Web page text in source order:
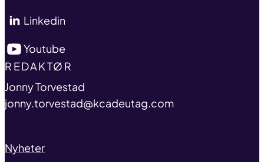
Linkedin
Youtube
TITLE
REDAKTØR
name
Jonny Torvestad
email
jonny.torvestad@kcadeutag.com
Nyheter